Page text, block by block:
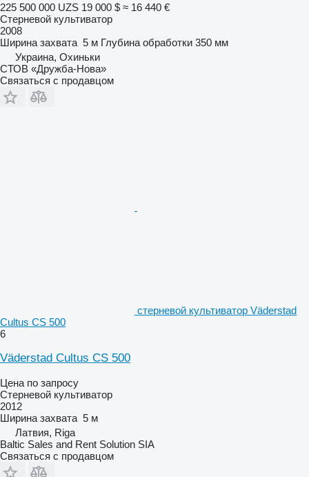
225 500 000 UZS 19 000 $ ≈ 16 440 €
Стерневой культиватор
2008
Ширина захвата 5 м Глубина обработки 350 мм
Украина, Охиньки
СТОВ «Дружба-Нова»
Связаться с продавцом
стерневой культиватор Väderstad
Cultus CS 500
6
Väderstad Cultus CS 500
Цена по запросу
Стерневой культиватор
2012
Ширина захвата 5 м
Латвия, Riga
Baltic Sales and Rent Solution SIA
Связаться с продавцом